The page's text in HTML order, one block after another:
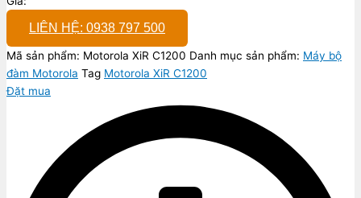
LIÊN HỆ: 0938 797 500
Mã sản phẩm: Motorola XiR C1200 Danh mục sản phẩm: Máy bộ
đàm Motorola Tag Motorola XiR C1200
Đặt mua